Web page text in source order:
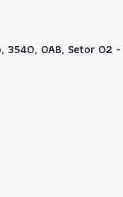
3540, OAB, Setor